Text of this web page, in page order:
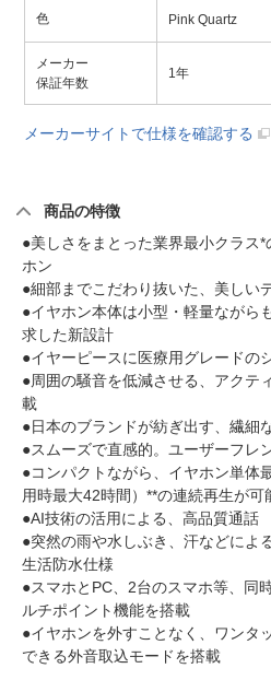
色 Pink Quartz
メーカー
保証年数
1年
メーカーサイトで仕様を確認する
商品の特徴
●美しさをまとった業界最小クラス
ホン
●細部までこだわり抜いた、美しい
●イヤホン本体は小型・軽量ながら
求した新設計
●イヤーピースに医療用グレードの
●周囲の騒音を低減させる、アクテ
載
●日本のブランドが紡ぎ出す、繊細
●スムーズで直感的。ユーザーフレ
●コンパクトながら、イヤホン単体
用時最大42時間）**の連続再生が可
●AI技術の活用による、高品質通話
●突然の雨や水しぶき、汗などによ
生活防水仕様
●スマホとPC、2台のスマホ等、同
ルチポイント機能を搭載
●イヤホンを外すことなく、ワンタ
できる外音取込モードを搭載